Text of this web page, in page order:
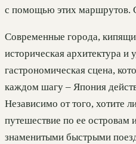
с помощью этих маршрутов.
Современные города,
историческая архитектура и
гастрономическая сцена,
каждом шагу – Япония
Независимо от того, хотите
путешествие по ее островам
знаменитыми быстрыми